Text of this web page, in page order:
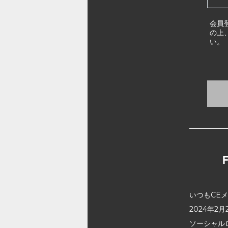
会員
の上
い。
いつもCE
2024年2月
ソーシャ